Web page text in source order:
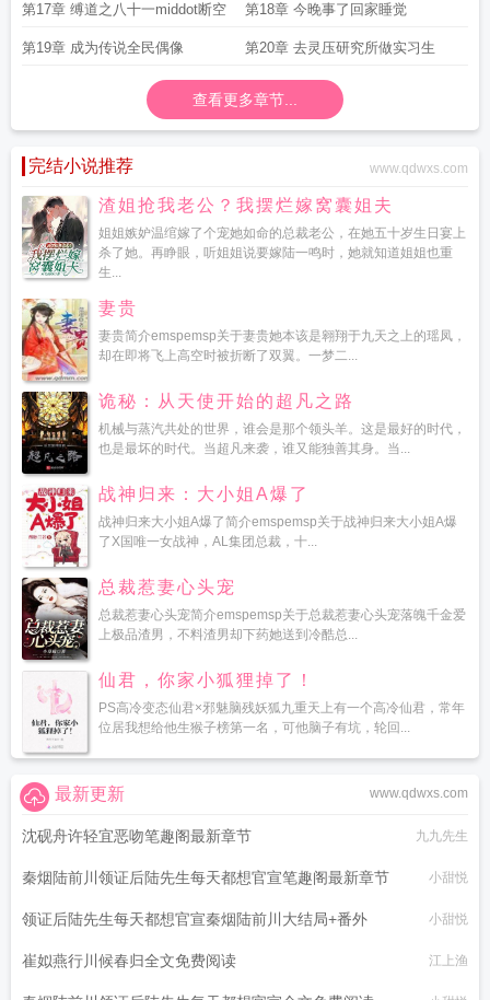
第17章 缚道之八十一middot断空 第18章 今晚事了回家睡觉
第19章 成为传说全民偶像 第20章 去灵压研究所做实习生
查看更多章节...
完结小说推荐 www.qdwxs.com
渣姐抢我老公？我摆烂嫁窝囊姐夫
姐姐嫉妒温绾嫁了个宠她如命的总裁老公，在她五十岁生日宴上
杀了她。再睁眼，听姐姐说要嫁陆一鸣时，她就知道姐姐也重
生...
妻贵
妻贵简介emspemsp关于妻贵她本该是翱翔于九天之上的瑶凤，
却在即将飞上高空时被折断了双翼。一梦二...
诡秘：从天使开始的超凡之路
机械与蒸汽共处的世界，谁会是那个领头羊。这是最好的时代，
也是最坏的时代。当超凡来袭，谁又能独善其身。当...
战神归来：大小姐A爆了
战神归来大小姐A爆了简介emspemsp关于战神归来大小姐A爆
了X国唯一女战神，AL集团总裁，十...
总裁惹妻心头宠
总裁惹妻心头宠简介emspemsp关于总裁惹妻心头宠落魄千金爱
上极品渣男，不料渣男却下药她送到冷酷总...
仙君，你家小狐狸掉了！
PS高冷变态仙君×邪魅脑残妖狐九重天上有一个高冷仙君，常年
位居我想给他生猴子榜第一名，可他脑子有坑，轮回...
www.qdwxs.com
最新更新
沈砚舟许轻宜恶吻笔趣阁最新章节 九九先生
秦烟陆前川领证后陆先生每天都想官宣笔趣阁最新章节 小甜悦
领证后陆先生每天都想官宣秦烟陆前川大结局+番外 小甜悦
崔姒燕行川候春归全文免费阅读 江上渔